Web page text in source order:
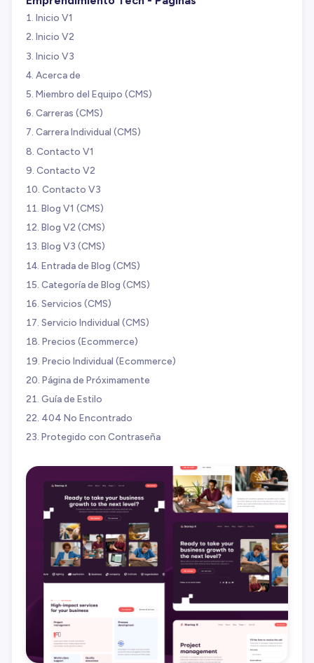
Inicio V1
Inicio V2
Inicio V3
Acerca de
Miembro del Equipo (CMS)
Carreras (CMS)
Carrera Individual (CMS)
Contacto V1
Contacto V2
Contacto V3
Blog V1 (CMS)
Blog V2 (CMS)
Blog V3 (CMS)
Entrada de Blog (CMS)
Categoría de Blog (CMS)
Servicios (CMS)
Servicio Individual (CMS)
Precios (Ecommerce)
Precio Individual (Ecommerce)
Página de Próximamente
Guía de Estilo
404 No Encontrado
Protegido con Contraseña